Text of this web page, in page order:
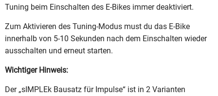
Tuning beim Einschalten des E-Bikes immer deaktiviert.
Zum Aktivieren des Tuning-Modus must du das E-Bike
innerhalb von 5-10 Sekunden nach dem Einschalten wieder
ausschalten und erneut starten.
Wichtiger Hinweis:
Der „sIMPLEk Bausatz für Impulse“ ist in 2 Varianten